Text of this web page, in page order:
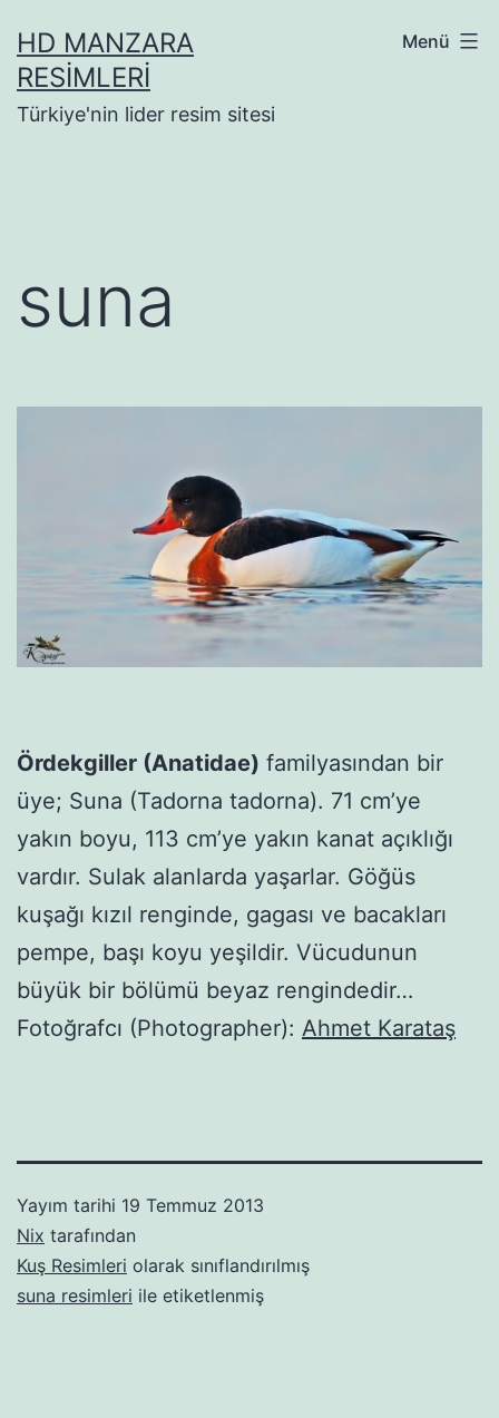
geçHD MANZARA
RESIMLERI
Türkiye'nin lider resim sitesi
Menü
suna
Ördekgiller (Anatidae) familyasından bir
üye; Suna (Tadorna tadorna). 71 cm’ye
yakın boyu, 113 cm’ye yakın kanat açıklığı
vardır. Sulak alanlarda yaşarlar. Göğüs
kuşağı kızıl renginde, gagası ve bacakları
pempe, başı koyu yeşildir. Vücudunun
büyük bir bölümü beyaz rengindedir…
Fotoğrafcı (Photographer): Ahmet Karataş
Yayım tarihi 19 Temmuz 2013
Nix tarafından
Kuş Resimleri olarak sınıflandırılmış
suna resimleri ile etiketlenmiş